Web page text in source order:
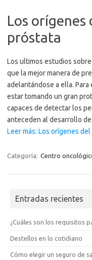
Los orígenes
próstata
Los ultimos estudios
que la mejor manera de
adelantándose a ella.
estar tomando un gran
capaces de detectar los
anteceden al desarrollo
Leer más: Los orígenes
Categoría: Centro
Entradas recientes
¿Cuáles son los requisitos
Destellos en lo cotidiano
Cómo elegir un seguro de